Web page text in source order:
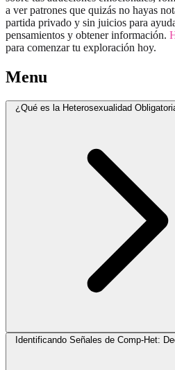
a ver patrones que quizás no hayas
partida privado y sin juicios para
pensamientos y obtener información.
para comenzar tu exploración hoy.
Menu
¿Qué es la Heterosexualidad
Identificando Señales de Comp-Het: